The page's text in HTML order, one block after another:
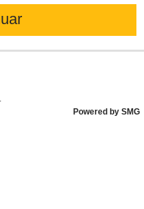
Powered by SMG